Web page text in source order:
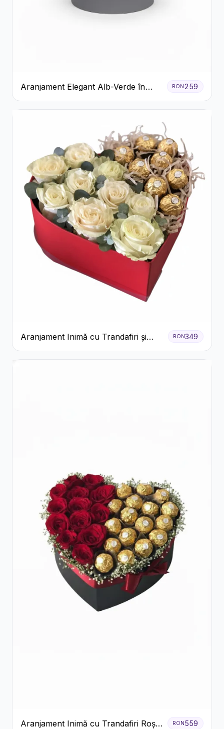
Aranjament Elegant Alb-Verde în
Cutie Gri
RON 259
Aranjament Inimă cu Trandafiri și
Praline Ferrero
RON349
Aranjament Inimă cu Trandafiri Roșii
RON559